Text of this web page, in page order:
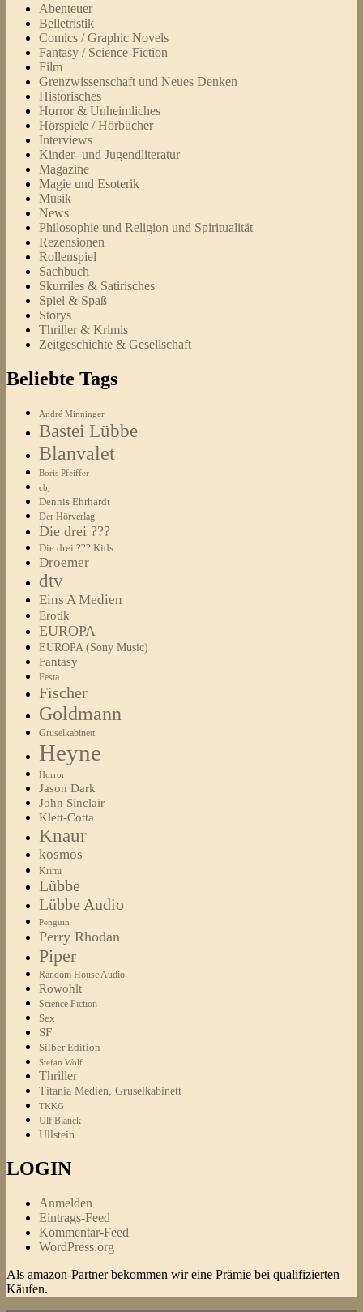
Abenteuer
Belletristik
Comics / Graphic Novels
Fantasy / Science-Fiction
Film
Grenzwissenschaft und Neues Denken
Historisches
Horror & Unheimliches
Hörspiele / Hörbücher
Interviews
Kinder- und Jugendliteratur
Magazine
Magie und Esoterik
Musik
News
Philosophie und Religion und Spiritualität
Rezensionen
Rollenspiel
Sachbuch
Skurriles & Satirisches
Spiel & Spaß
Storys
Thriller & Krimis
Zeitgeschichte & Gesellschaft
Beliebte Tags
André Minninger
Bastei Lübbe
Blanvalet
Boris Pfeiffer
cbj
Dennis Ehrhardt
Der Hörverlag
Die drei ???
Die drei ??? Kids
Droemer
dtv
Eins A Medien
Erotik
EUROPA
EUROPA (Sony Music)
Fantasy
Festa
Fischer
Goldmann
Gruselkabinett
Heyne
Horror
Jason Dark
John Sinclair
Klett-Cotta
Knaur
kosmos
Krimi
Lübbe
Lübbe Audio
Penguin
Perry Rhodan
Piper
Random House Audio
Rowohlt
Science Fiction
Sex
SF
Silber Edition
Stefan Wolf
Thriller
Titania Medien, Gruselkabinett
TKKG
Ulf Blanck
Ullstein
LOGIN
Anmelden
Eintrags-Feed
Kommentar-Feed
WordPress.org
Als amazon-Partner bekommen wir eine Prämie bei qualifizierten
Käufen.